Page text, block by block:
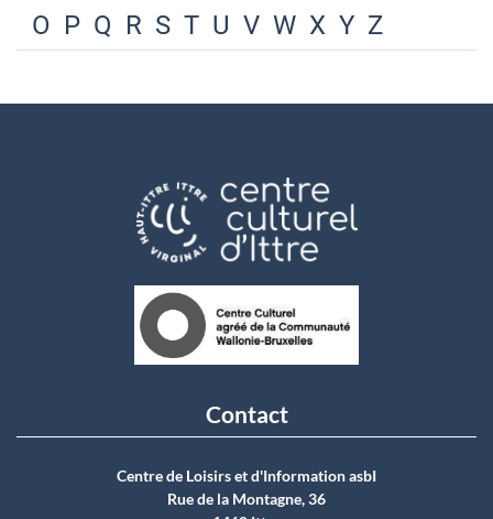
O P Q R S T U V W X Y Z
Contact
Centre de Loisirs et d'Information asbI
Rue de la Montagne, 36